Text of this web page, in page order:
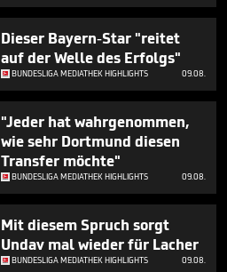
Dieser Bayern-Star "reitet
auf der Welle des Erfolgs"
BUNDESLIGA MEDIATHEK HIGHLIGHTS 09.08.
"Jeder hat wahrgenommen,
wie sehr Dortmund diesen
Transfer möchte"
BUNDESLIGA MEDIATHEK HIGHLIGHTS 09.08.
Mit diesem Spruch sorgt
Undav mal wieder für Lacher
BUNDESLIGA MEDIATHEK HIGHLIGHTS 09.08.